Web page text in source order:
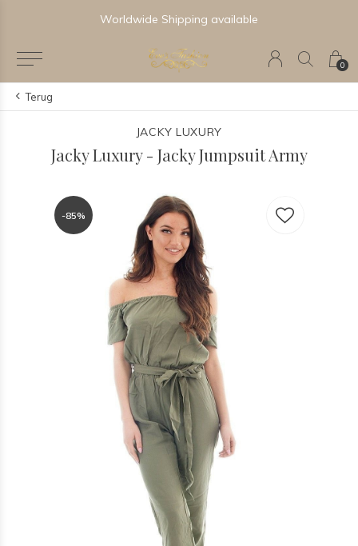
0
Worldwide Shipping available
Terug
JACKY LUXURY
Jacky Luxury - Jacky Jumpsuit Army
-85%